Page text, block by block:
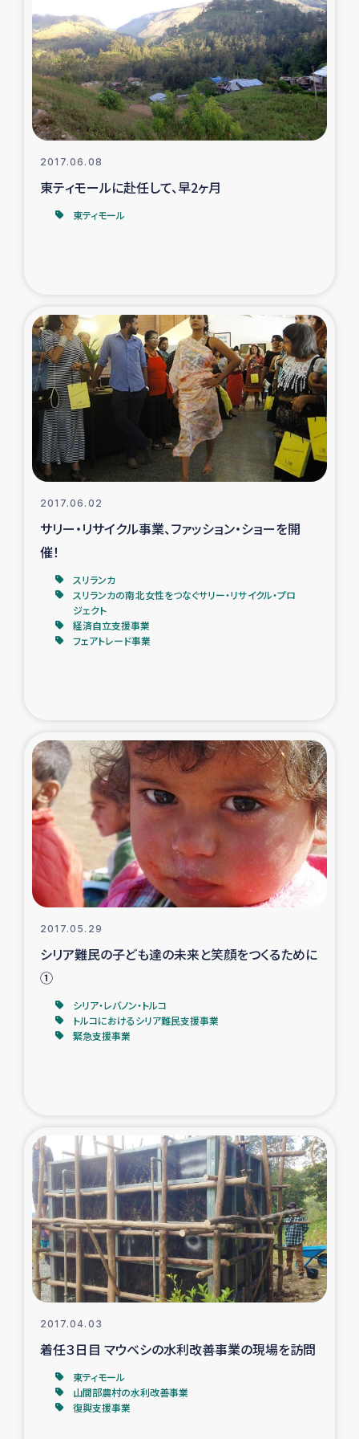
ジェクト
復興支援事業
民際教育事業
ガザ人道支援
ミャンマー緊急支援
タイ国境ミャンマー移民子ども支援
漁民によるマングローブ植林活動
レバノンでのシリア難民への食糧・越冬支援
レバノンでのシリア難民への教育支援事業
レバノンでのシリア難民・レバノン人への農業支援
海外ルーツの市民との共生
復興応援隊の活動
仮設住宅生活支援・農業復興支援
漁業復興支援
インターン・ボランティア日誌
居場所づくり
ガザ空爆被災者への食料支援と農家生産支援
ガザ地区における被災住民への緊急支援
ガザ地区酪農を通した女性グループの生計支援
ふりかけ普及と食生活改善による栄養改善事業
フェアトレード事業
緊急支援事業
女性の生計向上を通じた子どもの栄養改善事業
民際教育
2017.06.08
東ティモールに赴任して、早2ヶ月
東ティモール
2017.06.02
サリー・リサイクル事業、ファッション・ショーを開
催！
スリランカ
スリランカの南北女性をつなぐサリー・リサイクル・プロ
ジェクト
経済自立支援事業
フェアトレード事業
2017.05.29
シリア難民の子ども達の未来と笑顔をつくるために
①
シリア・レバノン・トルコ
トルコにおけるシリア難民支援事業
緊急支援事業
2017.04.03
着任３日目 マウベシの水利改善事業の現場を訪問
東ティモール
山間部農村の水利改善事業
復興支援事業